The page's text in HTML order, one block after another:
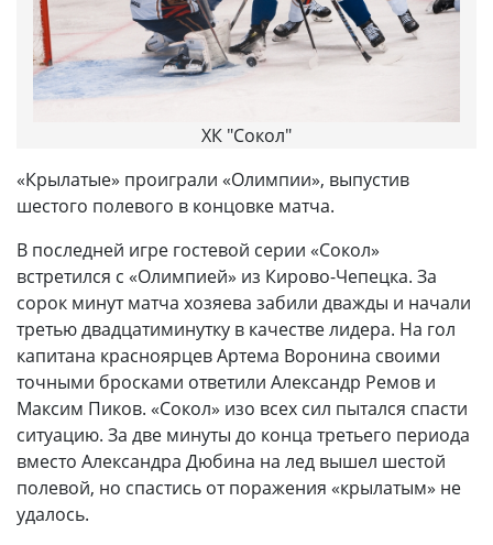
ХК "Сокол"
«Крылатые» проиграли «Олимпии», выпустив
шестого полевого в концовке матча.
В последней игре гостевой серии «Сокол»
встретился с «Олимпией» из Кирово-Чепецка. За
сорок минут матча хозяева забили дважды и начали
третью двадцатиминутку в качестве лидера. На гол
капитана красноярцев Артема Воронина своими
точными бросками ответили Александр Ремов и
Максим Пиков. «Сокол» изо всех сил пытался спасти
ситуацию. За две минуты до конца третьего периода
вместо Александра Дюбина на лед вышел шестой
полевой, но спастись от поражения «крылатым» не
удалось.